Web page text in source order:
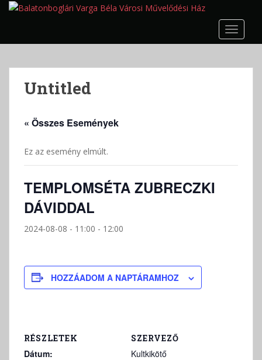
p
Untitled
« Összes Események
Ez az esemény elmúlt.
TEMPLOMSÉTA ZUBRECZKI
DÁVIDDAL
2024-08-08 - 11:00 - 12:00
HOZZÁADOM A NAPTÁRAMHOZ
RÉSZLETEK
Dátum:
SZERVEZŐ
Kultkikötő